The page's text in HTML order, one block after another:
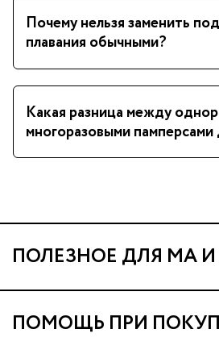
Почему нельзя заменить
плавания обычными?
Какая разница между
многоразовыми памперсами
ПОЛЕЗНОЕ ДЛЯ МА
Про МА и Маминых
Программа Ма Кешбэк
ПОМОЩЬ ПРИ